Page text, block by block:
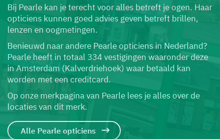
Bij Pearle kan je terecht voor alles betreft je ogen. Haar
opticiens kunnen goed advies geven betreft brillen,
lenzen en oogmetingen.
Benieuwd naar andere Pearle opticiens in Nederland?
Pearle heeft in totaal 334 vestigingen waaronder deze
in Amsterdam (Kalverdriehoek) waar betaald kan
worden met een creditcard.
Op onze merkpagina van Pearle lees je alles over de
locaties van dit merk.
Alle Pearle opticiens